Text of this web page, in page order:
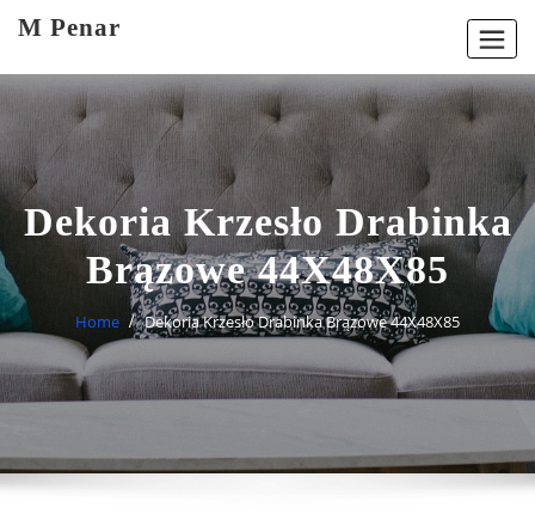
M Penar
Dekoria Krzesło Drabinka
Brązowe 44X48X85
Home Dekoria Krzesło Drabinka Brązowe 44X48X85